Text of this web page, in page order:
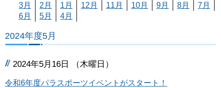
3月 2月 1月 12月 11月 10月 9月 8月
7月
6月
5月 4月
2024年度5月
2024年5月16日 （木曜日）
令和6年度パラスポーツイベントがスタート！